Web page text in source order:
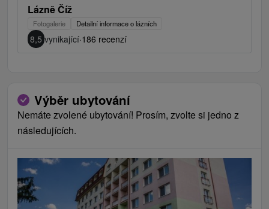
Lázně Číž
Fotogalerie Detailní informace o lázních
8,5 vynikající·186 recenzí
Výběr ubytování
Nemáte zvolené ubytování! Prosím, zvolte si jedno z
následujících.